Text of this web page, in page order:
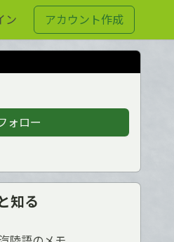
ン アカウント作成
ォロー
知る